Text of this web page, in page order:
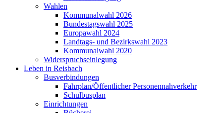
Wahlen
Kommunalwahl 2026
Bundestagswahl 2025
Europawahl 2024
Landtags- und Bezirkswahl 2023
Kommunalwahl 2020
Widerspruchseinlegung
Leben in Reisbach
Busverbindungen
Fahrplan/Öffentlicher Personennahverkehr
Schulbusplan
Einrichtungen